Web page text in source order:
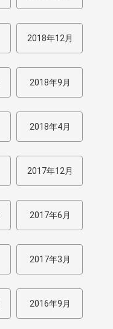
2018年12月
2018年9月
2018年4月
2017年12月
2017年6月
2017年3月
2016年9月